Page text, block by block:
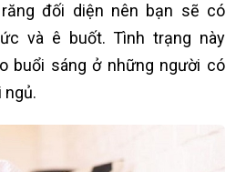
đối diện nên bạn sẽ có
và ê buốt. Tình trạng này
buổi sáng ở những người có
ngủ.